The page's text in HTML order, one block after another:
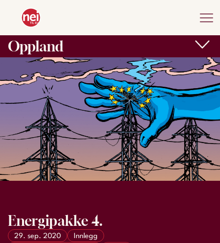
Oppland
Energipakke 4.
29. sep. 2020
Innlegg